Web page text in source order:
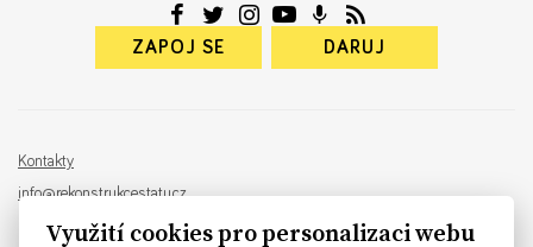
ZAPOJ SE DARUJ
Kontakty
info@rekonstrukcestatu.cz
Návrh a vývoj: Sinfin , ilustrace:
Využití cookies pro personalizaci webu